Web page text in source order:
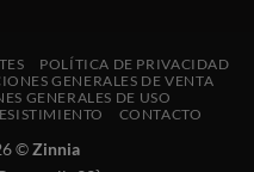
POLÍTICA DE PRIVACIDAD
GENERALES DE VENTA
GENERALES DE USO
CONTACTO
©Zinnia